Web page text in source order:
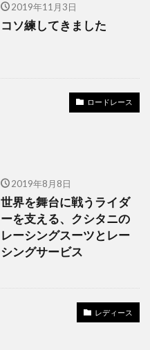
2019年11月3日
コソ練してきました
ロードレース
2019年8月8日
世界を舞台に戦うライダ
ーを支える、クシタニの
レーシングスーツとレー
シングサービス
レディース